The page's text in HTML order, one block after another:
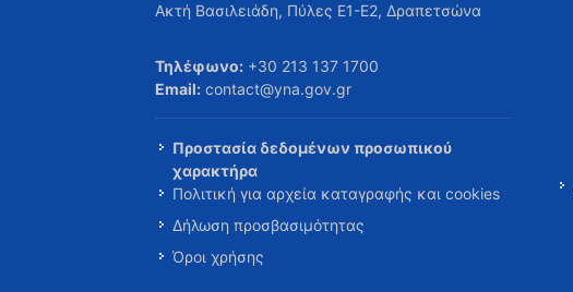
Ακτή Βασιλειάδη, Πύλες Ε1-Ε2, Δραπετσώνα
Τηλέφωνο: +30 213 137 1700
Email: contact@yna.gov.gr
Προστασία δεδομένων προσωπικού
χαρακτήρα
Πολιτική για αρχεία καταγραφής και cookies
Δήλωση προσβασιμότητας
Όροι χρήσης